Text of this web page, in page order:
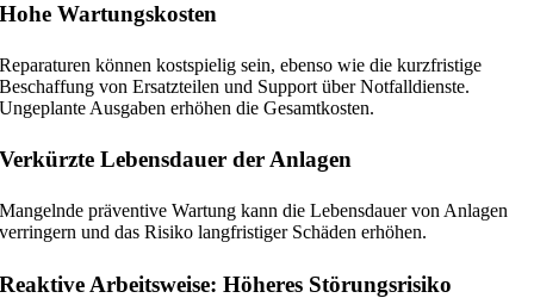
Hohe Wartungskosten
Reparaturen können kostspielig sein, ebenso wie die kurzfristige
Beschaffung von Ersatzteilen und Support über Notfalldienste.
Ungeplante Ausgaben erhöhen die Gesamtkosten.
Verkürzte Lebensdauer der Anlagen
Mangelnde präventive Wartung kann die Lebensdauer von Anlagen
verringern und das Risiko langfristiger Schäden erhöhen.
Reaktive Arbeitsweise: Höheres Störungsrisiko